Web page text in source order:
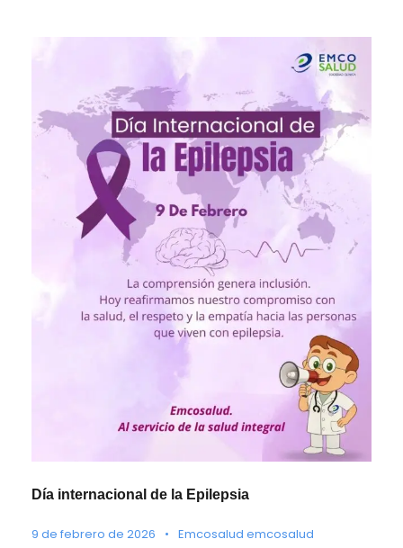
Día internacional de la Epilepsia
9 de febrero de 2026 • Emcosalud emcosalud